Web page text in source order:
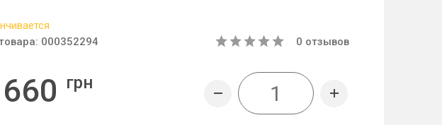
000352294 0 отзывов
грн